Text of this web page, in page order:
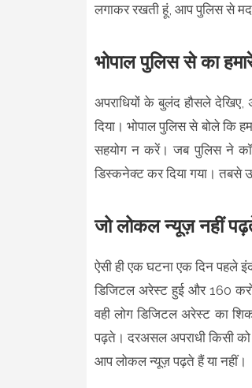
लगाकर रखती हूं, आप पुलिस से
भोपाल पुलिस से का
अपराधियों के बुलंद हौसले
दिया। भोपाल पुलिस से बोले कि
सहयोग न करें। जब पुलिस ने कॉल
डिस्कनेक्ट कर दिया गया। तबसे
जो लोकल न्यूज़ नहीं
ऐसी ही एक घटना एक दिन पहले
डिजिटल अरेस्ट हुई और 160
वही लोग डिजिटल अरेस्ट का
पढ़ते। दरअसल अपराधी किसी
आप लोकल न्यूज़ पढ़ते हैं या नहीं।